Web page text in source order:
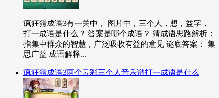
疯狂猜成语3有一关中， 图片中，三个人，想，益字，
打一成语是什么？ 答案是哪个成语？ 猜成语思路解析：
指集中群众的智慧，广泛吸收有益的意见 谜底答案： 集
思广益 成语解释...
疯狂猜成语3两个云彩三个人音乐谱打一成语是什么